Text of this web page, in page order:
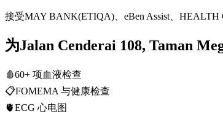
接受MAY BANK(ETIQA)、eBen Assist、HEALTH
为Jalan Cenderai 108, Taman
🩸60+ 项血液检查
📋FOMEMA 与健康检查
🫀ECG 心电图